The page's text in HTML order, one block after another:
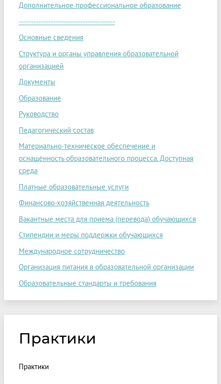
Дополнительное профессиональное образование
---------------------------------------
Основные сведения
Структура и органы управления образовательной
организацией
Документы
Образование
Руководство
Педагогический состав
Материально-техническое обеспечение и
оснащённость образовательного процесса. Доступная
среда
Платные образовательные услуги
Финансово-хозяйственная деятельность
Вакантные места для приема (перевода) обучающихся
Стипендии и меры поддержки обучающихся
Международное сотрудничество
Организация питания в образовательной организации
Образовательные стандарты и требования
Практики
Практики